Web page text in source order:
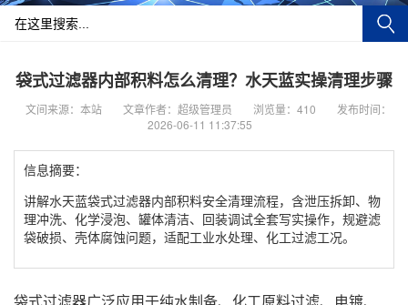
袋式过滤器内部积料怎么清理？水天蓝实操清理步骤
文间来源：本站 文章作者：超级管理员 浏览量：410
发布时间：
2026-06-11 11:37:55
信息摘要：
​讲解水天蓝袋式过滤器内部积料安全清理流程，含泄压拆卸、物
理冲洗、化学浸泡、罐体清洁、回装调试全套写实操作，规避滤
袋破损、壳体腐蚀问题，适配工业水处理、化工过滤工况。